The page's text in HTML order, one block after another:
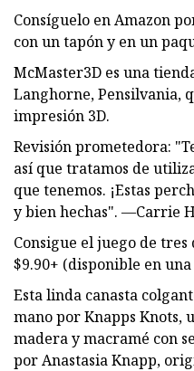
Consíguelo en Amazon
con un tapón y en un
McMaster3D es una
Langhorne, Pensilvania,
impresión 3D.
Revisión prometedora:
así que tratamos de
que tenemos. ¡Estas
y bien hechas". —Carrie
Consigue el juego de
$9.90+ (disponible en
Esta linda canasta
mano por Knapps Knots,
madera y macramé con
por Anastasia Knapp,